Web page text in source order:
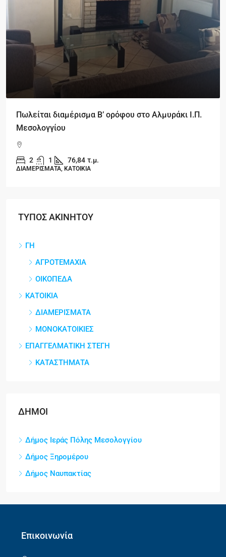
Πωλείται διαμέρισμα Β’ ορόφου στο Αλμυράκι Ι.Π.
Μεσολογγίου
2 1 76,84 τ.μ.
ΔΙΑΜΕΡΙΣΜΑΤΑ, ΚΑΤΟΙΚΙΑ
ΤΥΠΟΣ ΑΚΙΝΗΤΟΥ
ΓΗ
ΑΓΡΟΤΕΜΑΧΙΑ
ΟΙΚΟΠΕΔΑ
ΚΑΤΟΙΚΙΑ
ΔΙΑΜΕΡΙΣΜΑΤΑ
ΜΟΝΟΚΑΤΟΙΚΙΕΣ
ΕΠΑΓΓΕΛΜΑΤΙΚΗ ΣΤΕΓΗ
ΚΑΤΑΣΤΗΜΑΤΑ
ΔΗΜΟΙ
Δήμος Ιεράς Πόλης Μεσολογγίου
Δήμος Ξηρομέρου
Δήμος Ναυπακτίας
Επικοινωνία